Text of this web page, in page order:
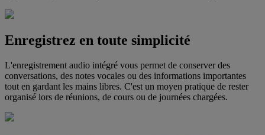
Enregistrez en toute simplicité
L'enregistrement audio intégré vous permet de conserver des
conversations, des notes vocales ou des informations importantes
tout en gardant les mains libres. C'est un moyen pratique de rester
organisé lors de réunions, de cours ou de journées chargées.